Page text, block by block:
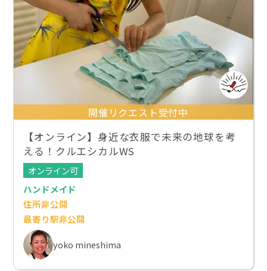
開催リクエスト受付中
【オンライン】身近な衣服で未来の地球を考
える！クルエシカルWS
オンライン可
ハンドメイド
住所非公開
最寄り駅非公開
yoko mineshima